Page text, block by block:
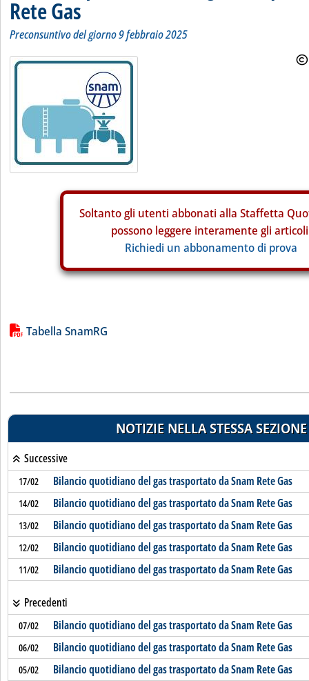
Rete Gas
Preconsuntivo del giorno 9 febbraio 2025
Soltanto gli utenti abbonati alla Staffetta
possono leggere interamente gli
Richiedi un abbonamento di prova
Lista allegati PDF alla notizia
Tabella SnamRG
NOTIZIE NELLA STESSA SEZIONE
Successive
17/02 Bilancio quotidiano del gas trasportato da Snam Rete Gas
14/02 Bilancio quotidiano del gas trasportato da Snam Rete Gas
13/02 Bilancio quotidiano del gas trasportato da Snam Rete Gas
12/02 Bilancio quotidiano del gas trasportato da Snam Rete Gas
11/02 Bilancio quotidiano del gas trasportato da Snam Rete Gas
Precedenti
07/02 Bilancio quotidiano del gas trasportato da Snam Rete Gas
06/02 Bilancio quotidiano del gas trasportato da Snam Rete Gas
05/02 Bilancio quotidiano del gas trasportato da Snam Rete Gas